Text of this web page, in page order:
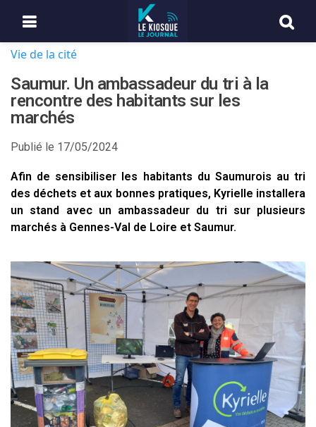
Vie de la cité
Saumur. Un ambassadeur du tri à la
rencontre des habitants sur les
marchés
Publié le 17/05/2024
Afin de sensibiliser les habitants du Saumurois au tri
des déchets et aux bonnes pratiques, Kyrielle installera
un stand avec un ambassadeur du tri sur plusieurs
marchés à Gennes-Val de Loire et Saumur.